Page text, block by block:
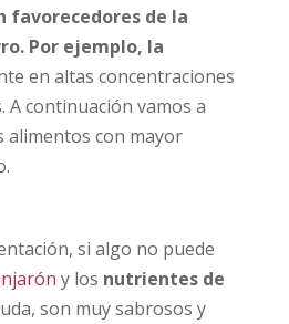
favorecedores de la
Por ejemplo, la
en altas concentraciones
A continuación vamos a
alimentos con mayor
si algo no puede
y los nutrientes de
son muy sabrosos y